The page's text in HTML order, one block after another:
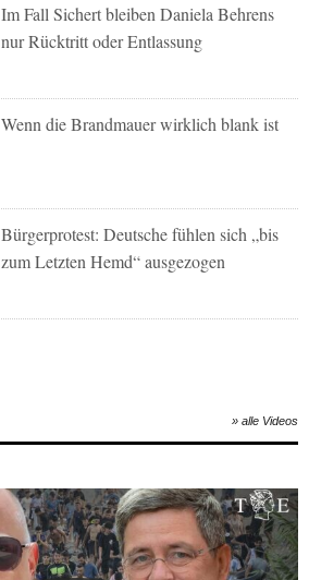
Im Fall Sichert bleiben Daniela Behrens
nur Rücktritt oder Entlassung
Wenn die Brandmauer wirklich blank ist
Bürgerprotest: Deutsche fühlen sich „bis
zum Letzten Hemd“ ausgezogen
» alle Videos